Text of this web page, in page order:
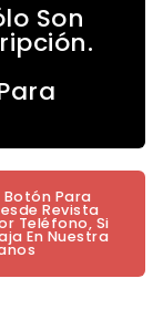
Son
Botón Para
Revista
Teléfono, Si
En Nuestra